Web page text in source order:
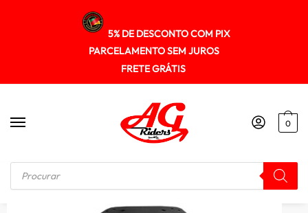
5% DE DESCONTO COM PIX
PARCELAMENTO SEM JUROS
FRETE GRÁTIS
0
Início / SUPORTE DE BAU Suporte Baú Superior Bmw F750gs 2018+ Scam Spto420